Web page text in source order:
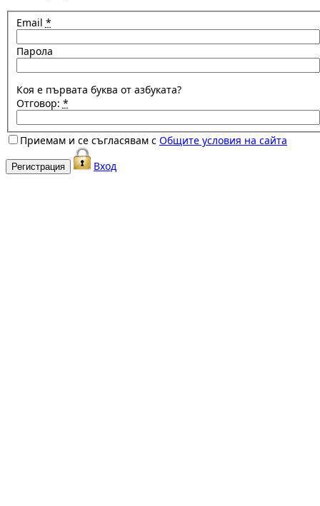
Email *
Парола
Коя е първата буква от азбуката?
Отговор: *
Приемам и се съгласявам с Общите условия на сайта
Вход